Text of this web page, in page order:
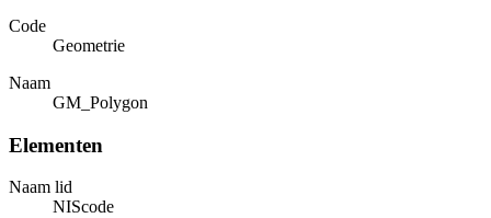
Code
Geometrie
Naam
GM_Polygon
Elementen
Naam lid
NIScode